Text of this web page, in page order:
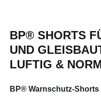
BP® SHORTS
UND
LUFTIG &
BP® Warnschutz-Shorts